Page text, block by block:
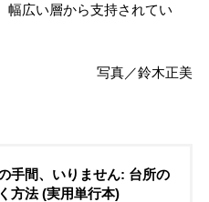
幅広い層から支持されてい
写真／鈴木正美
手間、いりません: 台所の
方法 (実用単行本)